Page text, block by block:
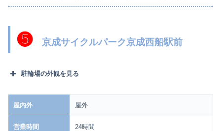
❺京成サイクルパーク京成西船駅前
駐輪場の外観を見る
屋内外 屋外
営業時間 24時間